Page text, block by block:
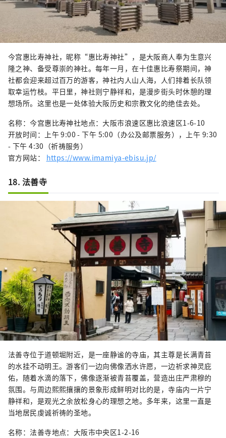
今宫惠比寿神社，昵称“惠比寿神社”，是大阪商人奉为生意兴
隆之神、备受尊崇的神社。每年一月，在十佳惠比寿祭期间，神
社都会迎来超过百万的游客，神社内人山人海，人们排着长队领
取幸运竹枝。平日里，神社则宁静祥和，是漫步街头时休憩的理
想场所。这里也是一处体验大阪历史和宗教文化的绝佳去处。
名称：今宫惠比寿神社地点：大阪市浪速区惠比浪速区1-6-10
开放时间：上午 9:00 - 下午 5:00（办公及邮票服务），上午 9:30
- 下午 4:30（祈祷服务）
官方网站： https://www.imamiya-ebisu.jp/
18. 法善寺
法善寺位于道顿堀附近，是一座静谧的寺庙，其主尊是长满青苔
的水挂不动明王。游客们一边向佛像洒水许愿，一边祈求神灵庇
佑，随着水滴的落下，佛像逐渐被青苔覆盖，营造出庄严肃穆的
氛围。与周边熙熙攘攘的景象形成鲜明对比的是，寺庙内一片宁
静祥和，是观光之余放松身心的理想之地。多年来，这里一直是
当地居民虔诚祈祷的圣地。
名称：法善寺地点：大阪市中央区1-2-16